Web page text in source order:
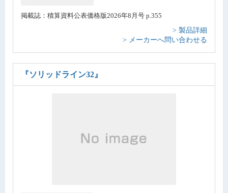
掲載誌：積算資料公表価格版2026年8月号 p.355
> 製品詳細
> メーカーへ問い合わせる
『ソリッドライン32』